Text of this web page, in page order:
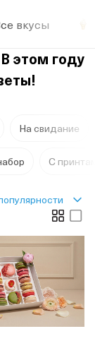
вкусы
этом году
На свидание
С